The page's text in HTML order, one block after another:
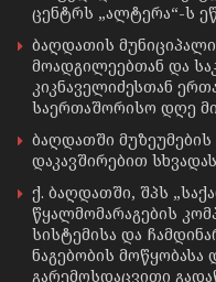
ცენტრს „ალტერა“-ს
ბაღდათის
მოადგილეებთან და
კიკნაველიძესთან
საერთაშორისო დღე
ბაღდათში
დაკავშირებით
ქ. ბაღდათში, შპს
წყალმომარაგების
სისტემისა და
ნაგებობის მოწყობასა
გარემოსდაცვითი